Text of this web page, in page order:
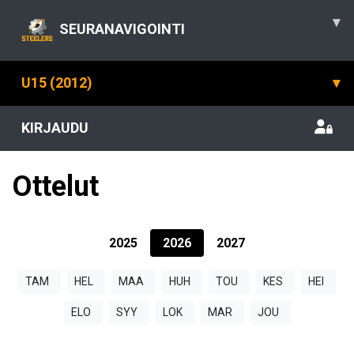
SEURANAVIGOINTI ▾
U15 (2012) ▾
KIRJAUDU
Ottelut
2025 2026 2027
TAM HEL MAA HUH TOU KES HEI
ELO SYY LOK MAR JOU